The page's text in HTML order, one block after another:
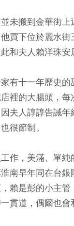
未搬到金華街上
買下位於麗水街
和夫人賴洋珠安
有十一年歷史的
裡的大腸頭，每
夫人諄諄告誡年
很節制。
作，美滿、單純
南早年同在台銀
賴是彭的小主管
貫道，偶爾也會